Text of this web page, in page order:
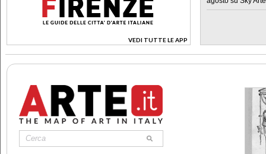
VEDI TUTTE LE APP
>